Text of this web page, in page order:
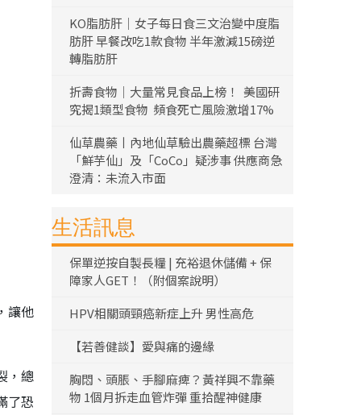
讓他
，總
了恐
KO脂肪肝｜女子每日食三文治變中度脂
肪肝 早餐改吃1款食物 半年激減15磅逆
轉脂肪肝
折壽食物｜大量常見食品上榜！ 美國研
究揭1類型食物 頻食死亡風險激增17%
仙草農藥丨內地仙草驗出農藥超標 台灣
「鮮芋仙」及「CoCo」疑涉事 供應商急
澄清：未流入市面
生活訊息
保單逆按自製長糧 | 充裕退休儲備 + 保
障家人GET！（附個案說明）
HPV相關頭頸癌新症上升 男性高危
【若善健談】愛與痛的邊緣
胸悶、頭脹、手腳麻痺？黃祥興不靠藥
物 1個月拆走血管炸彈 重拾醒神健康